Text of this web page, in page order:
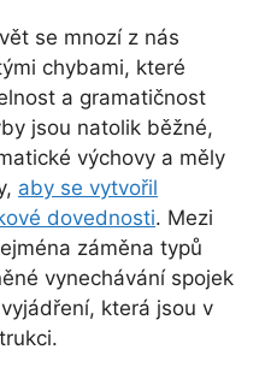
se mnozí z nás
chybami, které
a gramatičnost
jsou natolik běžné,
výchovy a měly
aby se vytvořil
dovednosti. Mezi
záměna typů
vynechávání spojek
která jsou v